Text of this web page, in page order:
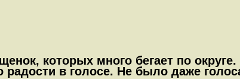
которых много бегает по
в голосе. Не было даже